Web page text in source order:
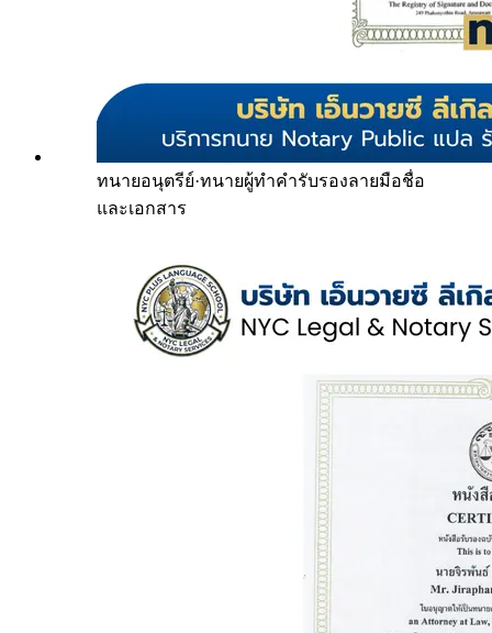
ทนายอนุตรีย์·ทนายผู้ทำคำรับรองลายมือชื่อ
และเอกสาร